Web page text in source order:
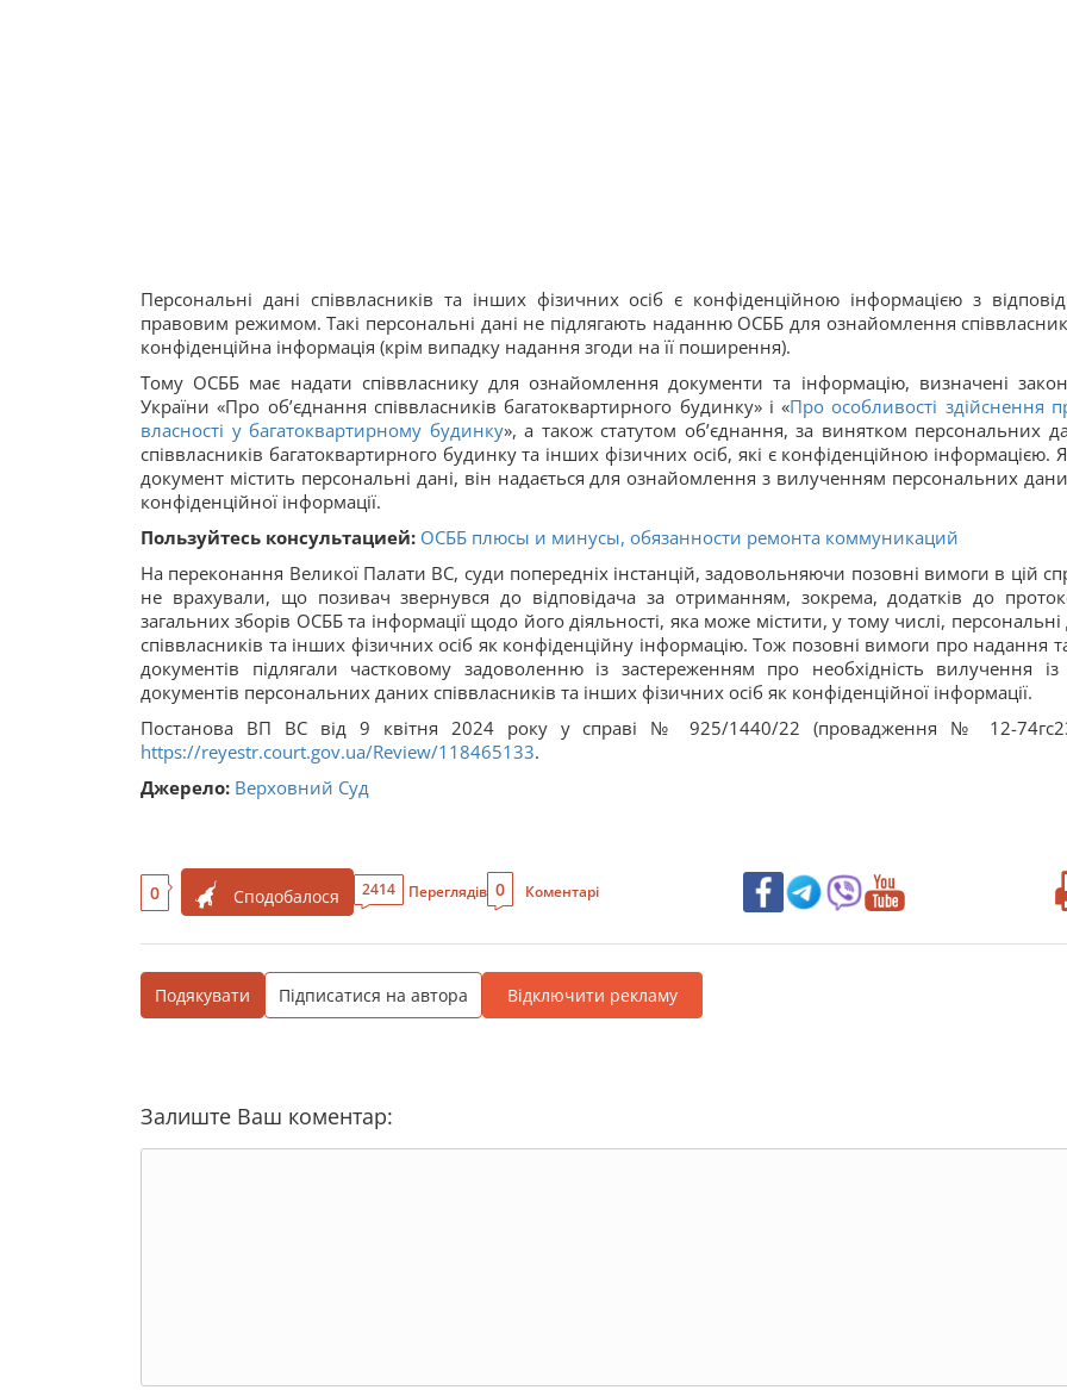
Персональні дані співвласників та інших фізичних осіб є конфіденційною інформацією з
правовим режимом. Такі персональні дані не підлягають наданню ОСББ для ознайомлення
конфіденційна інформація (крім випадку надання згоди на її поширення).
Тому ОСББ має надати співвласнику для ознайомлення документи та інформацію, визначені
України «Про об’єднання співвласників багатоквартирного будинку» і «Про особливості здійснення
власності у багатоквартирному будинку», а також статутом об’єднання, за винятком персональних
співвласників багатоквартирного будинку та інших фізичних осіб, які є конфіденційною інформацією.
документ містить персональні дані, він надається для ознайомлення з вилученням персональних
конфіденційної інформації.
Пользуйтесь консультацией: ОСББ плюсы и минусы, обязанности ремонта коммуникаций
На переконання Великої Палати ВС, суди попередніх інстанцій, задовольняючи позовні вимоги в цій
не врахували, що позивач звернувся до відповідача за отриманням, зокрема, додатків до
загальних зборів ОСББ та інформації щодо його діяльності, яка може містити, у тому числі, персональні
співвласників та інших фізичних осіб як конфіденційну інформацію. Тож позовні вимоги про надання
документів підлягали частковому задоволенню із застереженням про необхідність вилучення
документів персональних даних співвласників та інших фізичних осіб як конфіденційної інформації.
Постанова ВП ВС від 9 квітня 2024 року у справі № 925/1440/22 (провадження № 12-
https://reyestr.court.gov.ua/Review/118465133.
Джерело: Верховний Суд
0 Сподобалося 2414 Переглядів 0 Коментарі
Подякувати Підписатися на автора Відключити рекламу
Залиште Ваш коментар: